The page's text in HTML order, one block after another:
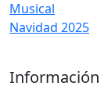
Musical
Navidad 2025
Información